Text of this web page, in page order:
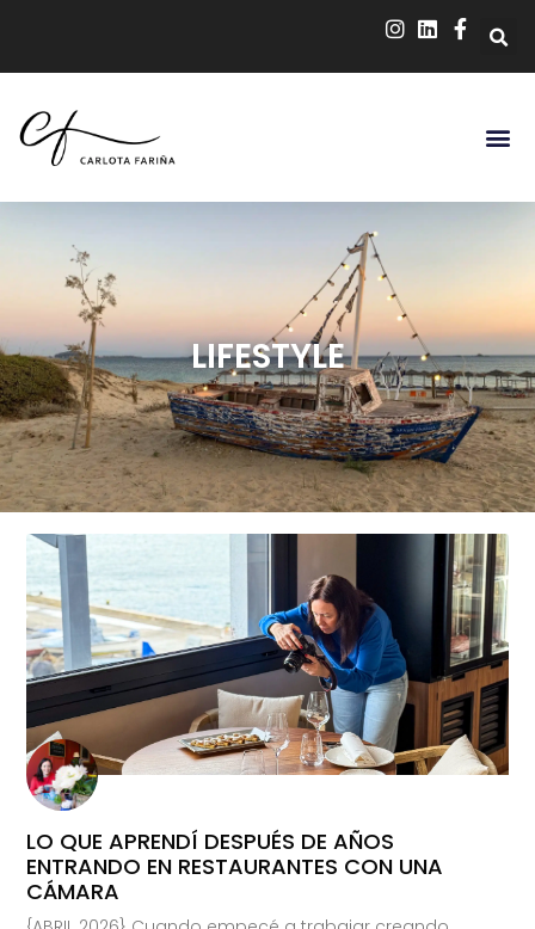
LIFESTYLE
LO QUE APRENDÍ DESPUÉS DE AÑOS
ENTRANDO EN RESTAURANTES CON UNA
CÁMARA